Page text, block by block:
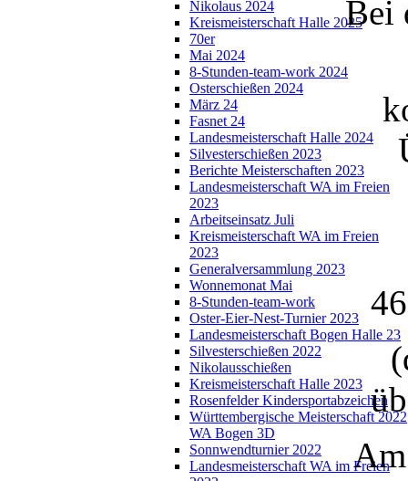
Nikolaus 2024
Kreismeisterschaft Halle 2025
70er
Mai 2024
8-Stunden-team-work 2024
Osterschießen 2024
März 24
Fasnet 24
Landesmeisterschaft Halle 2024
Silvesterschießen 2023
Berichte Meisterschaften 2023
Landesmeisterschaft WA im Freien
2023
Arbeitseinsatz Juli
Kreismeisterschaft WA im Freien
2023
Generalversammlung 2023
Wonnemonat Mai
8-Stunden-team-work
Oster-Eier-Nest-Turnier 2023
Landesmeisterschaft Bogen Halle 23
Silvesterschießen 2022
Nikolausschießen
Kreismeisterschaft Halle 2023
Rosenfelder Kindersportabzeichen
Württembergische Meisterschaft 2022
WA Bogen 3D
Sonnwendturnier 2022
Landesmeisterschaft WA im Freien
Bei